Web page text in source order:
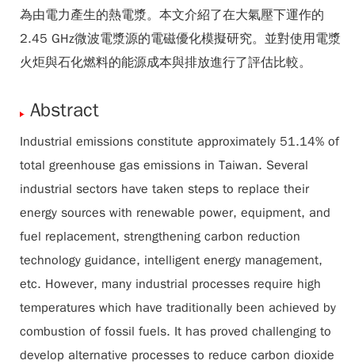
為由電力產生的熱電漿。本文介紹了在大氣壓下運作的
2.45 GHz微波電漿源的電磁優化模擬研究。並對使用電漿
火炬與石化燃料的能源成本與排放進行了評估比較。
Abstract
Industrial emissions constitute approximately 51.14% of
total greenhouse gas emissions in Taiwan. Several
industrial sectors have taken steps to replace their
energy sources with renewable power, equipment, and
fuel replacement, strengthening carbon reduction
technology guidance, intelligent energy management,
etc. However, many industrial processes require high
temperatures which have traditionally been achieved by
combustion of fossil fuels. It has proved challenging to
develop alternative processes to reduce carbon dioxide